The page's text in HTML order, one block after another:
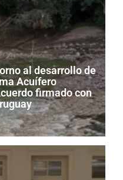
al desarrollo de
Acuífero
firmado con